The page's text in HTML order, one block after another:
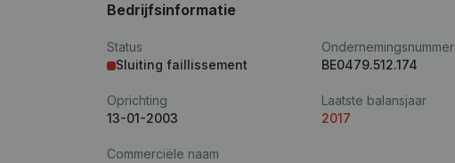
Bedrijfsinformatie
Status
Sluiting faillissement
Ondernemingsnummer
BE0479.512.174
Oprichting
13-01-2003
Laatste balansjaar
2017
Commerciële naam